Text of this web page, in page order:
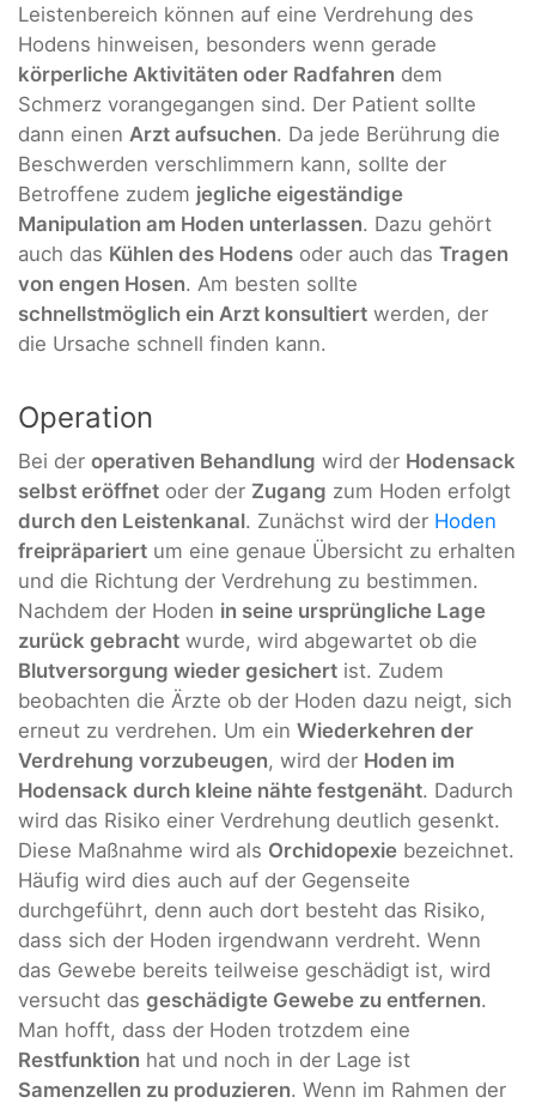
Leistenbereich können auf eine Verdrehung des
Hodens hinweisen, besonders wenn gerade
körperliche Aktivitäten oder Radfahren dem
Schmerz vorangegangen sind. Der Patient sollte
dann einen Arzt aufsuchen. Da jede Berührung die
Beschwerden verschlimmern kann, sollte der
Betroffene zudem jegliche eigeständige
Manipulation am Hoden unterlassen. Dazu gehört
auch das Kühlen des Hodens oder auch das Tragen
von engen Hosen. Am besten sollte
schnellstmöglich ein Arzt konsultiert werden, der
die Ursache schnell finden kann.
Operation
Bei der operativen Behandlung wird der Hodensack
selbst eröffnet oder der Zugang zum Hoden erfolgt
durch den Leistenkanal. Zunächst wird der Hoden
freipräpariert um eine genaue Übersicht zu erhalten
und die Richtung der Verdrehung zu bestimmen.
Nachdem der Hoden in seine ursprüngliche Lage
zurück gebracht wurde, wird abgewartet ob die
Blutversorgung wieder gesichert ist. Zudem
beobachten die Ärzte ob der Hoden dazu neigt, sich
erneut zu verdrehen. Um ein Wiederkehren der
Verdrehung vorzubeugen, wird der Hoden im
Hodensack durch kleine nähte festgenäht. Dadurch
wird das Risiko einer Verdrehung deutlich gesenkt.
Diese Maßnahme wird als Orchidopexie bezeichnet.
Häufig wird dies auch auf der Gegenseite
durchgeführt, denn auch dort besteht das Risiko,
dass sich der Hoden irgendwann verdreht. Wenn
das Gewebe bereits teilweise geschädigt ist, wird
versucht das geschädigte Gewebe zu entfernen.
Man hofft, dass der Hoden trotzdem eine
Restfunktion hat und noch in der Lage ist
Samenzellen zu produzieren. Wenn im Rahmen der